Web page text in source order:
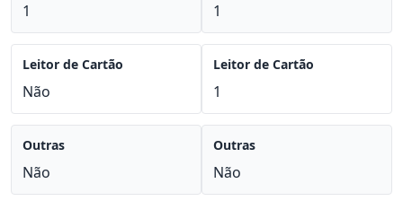
1
Leitor de Cartão
Não
Outras
Não
1
Leitor de Cartão
1
Outras
Não